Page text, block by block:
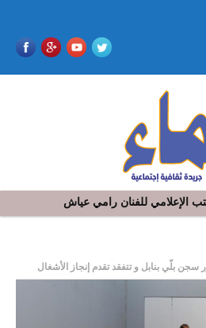
الإعلامي للفنان رامي عياش
الدولي: رؤوف ماهر يتالق و يشد الجمهور
سجن بلّي بنابل و تتفقد تقدم إنجاز الأشغال